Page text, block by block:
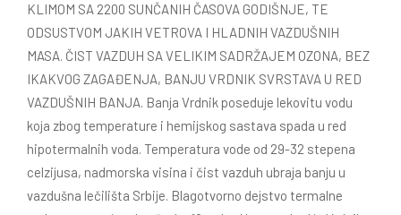
KLIMOM SA 2200 SUNČANIH ČASOVA GODIŠNJE, TE
ODSUSTVOM JAKIH VETROVA I HLADNIH VAZDUŠNIH
MASA. ČIST VAZDUH SA VELIKIM SADRŽAJEM OZONA, BEZ
IKAKVOG ZAGAĐENJA, BANJU VRDNIK SVRSTAVA U RED
VAZDUŠNIH BANJA. Banja Vrdnik poseduje lekovitu vodu
koja zbog temperature i hemijskog sastava spada u red
hipotermalnih voda. Temperatura vode od 29-32 stepena
celzijusa, nadmorska visina i čist vazduh ubraja banju u
vazdušna lečilišta Srbije. Blagotvorno dejstvo termalne